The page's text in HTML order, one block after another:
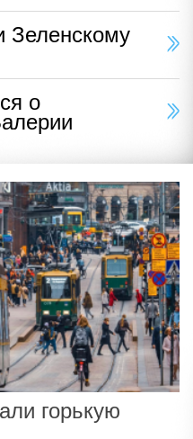
Зеленскому
о
горькую